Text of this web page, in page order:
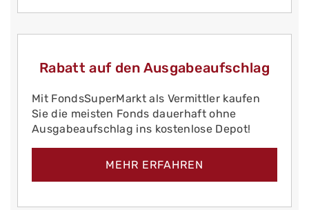
Rabatt auf den Ausgabeaufschlag
Mit FondsSuperMarkt als Vermittler kaufen
Sie die meisten Fonds dauerhaft ohne
Ausgabeaufschlag ins kostenlose Depot!
MEHR ERFAHREN